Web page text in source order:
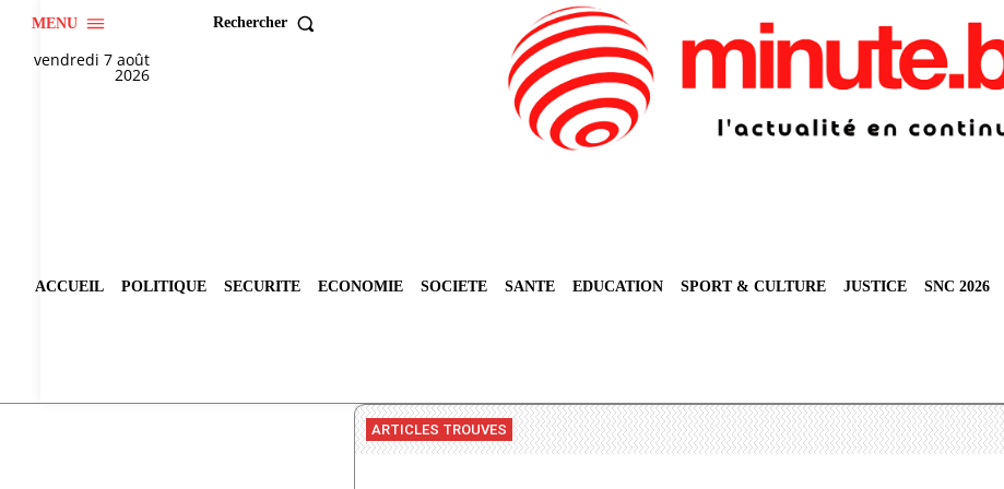
MENU Rechercher
vendredi 7 août
2026
ACCUEIL POLITIQUE SECURITE ECONOMIE SOCIETE SANTE EDUCATION SPORT & CULTURE JUSTICE SNC 2026
ARTICLES TROUVES